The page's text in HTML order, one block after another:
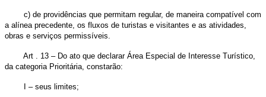
c) de providências que permitam regular, de maneira compatível com
a alínea precedente, os fluxos de turistas e visitantes e as atividades,
obras e serviços permissíveis.
Art . 13 – Do ato que declarar Área Especial de Interesse Turístico,
da categoria Prioritária, constarão:
I – seus limites;